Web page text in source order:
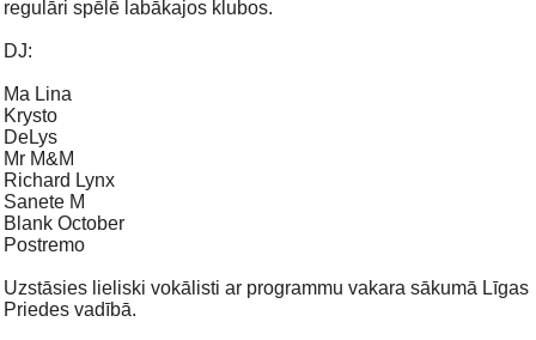
regulāri spēlē labākajos klubos.
DJ:
Ma Lina
Krysto
DeLys
Mr M&M
Richard Lynx
Sanete M
Blank October
Postremo
Uzstāsies lieliski vokālisti ar programmu vakara sākumā Līgas
Priedes vadībā.